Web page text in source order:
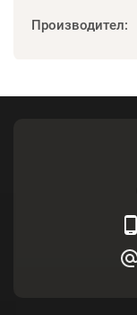
Производител: